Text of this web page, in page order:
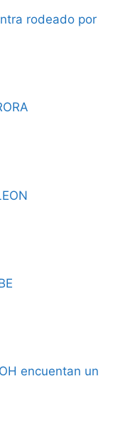
rodeado por
encuentan un